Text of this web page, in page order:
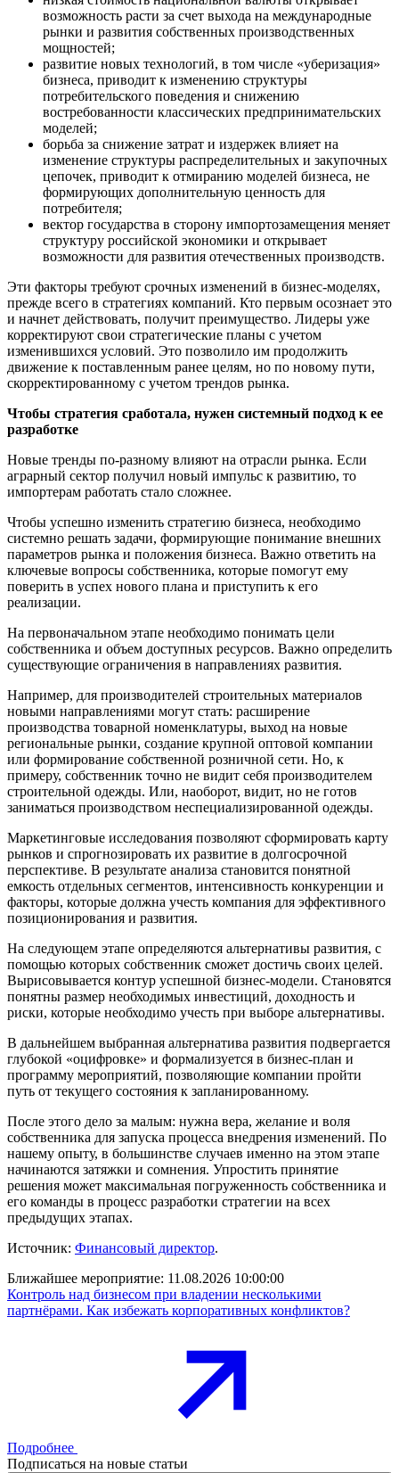
возможность расти за счет выхода на международные
рынки и развития собственных производственных
мощностей;
развитие новых технологий, в том числе «уберизация»
бизнеса, приводит к изменению структуры
потребительского поведения и снижению
востребованности классических предпринимательских
моделей;
борьба за снижение затрат и издержек влияет на
изменение структуры распределительных и закупочных
цепочек, приводит к отмиранию моделей бизнеса, не
формирующих дополнительную ценность для
потребителя;
вектор государства в сторону импортозамещения меняет
структуру российской экономики и открывает
возможности для развития отечественных производств.
Эти факторы требуют срочных изменений в бизнес-моделях,
прежде всего в стратегиях компаний. Кто первым осознает это
и начнет действовать, получит преимущество. Лидеры уже
корректируют свои стратегические планы с учетом
изменившихся условий. Это позволило им продолжить
движение к поставленным ранее целям, но по новому пути,
скорректированному с учетом трендов рынка.
Чтобы стратегия сработала, нужен системный подход к ее
разработке
Новые тренды по-разному влияют на отрасли рынка. Если
аграрный сектор получил новый импульс к развитию, то
импортерам работать стало сложнее.
Чтобы успешно изменить стратегию бизнеса, необходимо
системно решать задачи, формирующие понимание внешних
параметров рынка и положения бизнеса. Важно ответить на
ключевые вопросы собственника, которые помогут ему
поверить в успех нового плана и приступить к его
реализации.
На первоначальном этапе необходимо понимать цели
собственника и объем доступных ресурсов. Важно определить
существующие ограничения в направлениях развития.
Например, для производителей строительных материалов
новыми направлениями могут стать: расширение
производства товарной номенклатуры, выход на новые
региональные рынки, создание крупной оптовой компании
или формирование собственной розничной сети. Но, к
примеру, собственник точно не видит себя производителем
строительной одежды. Или, наоборот, видит, но не готов
заниматься производством неспециализированной одежды.
Маркетинговые исследования позволяют сформировать карту
рынков и спрогнозировать их развитие в долгосрочной
перспективе. В результате анализа становится понятной
емкость отдельных сегментов, интенсивность конкуренции и
факторы, которые должна учесть компания для эффективного
позиционирования и развития.
На следующем этапе определяются альтернативы развития, с
помощью которых собственник сможет достичь своих целей.
Вырисовывается контур успешной бизнес-модели. Становятся
понятны размер необходимых инвестиций, доходность и
риски, которые необходимо учесть при выборе альтернативы.
В дальнейшем выбранная альтернатива развития подвергается
глубокой «оцифровке» и формализуется в бизнес-план и
программу мероприятий, позволяющие компании пройти
путь от текущего состояния к запланированному.
После этого дело за малым: нужна вера, желание и воля
собственника для запуска процесса внедрения изменений. По
нашему опыту, в большинстве случаев именно на этом этапе
начинаются затяжки и сомнения. Упростить принятие
решения может максимальная погруженность собственника и
его команды в процесс разработки стратегии на всех
предыдущих этапах.
Источник: Финансовый директор.
Ближайшее мероприятие: 11.08.2026 10:00:00
Контроль над бизнесом при владении несколькими
партнёрами. Как избежать корпоративных конфликтов?
Подробнее
Подписаться на новые статьи